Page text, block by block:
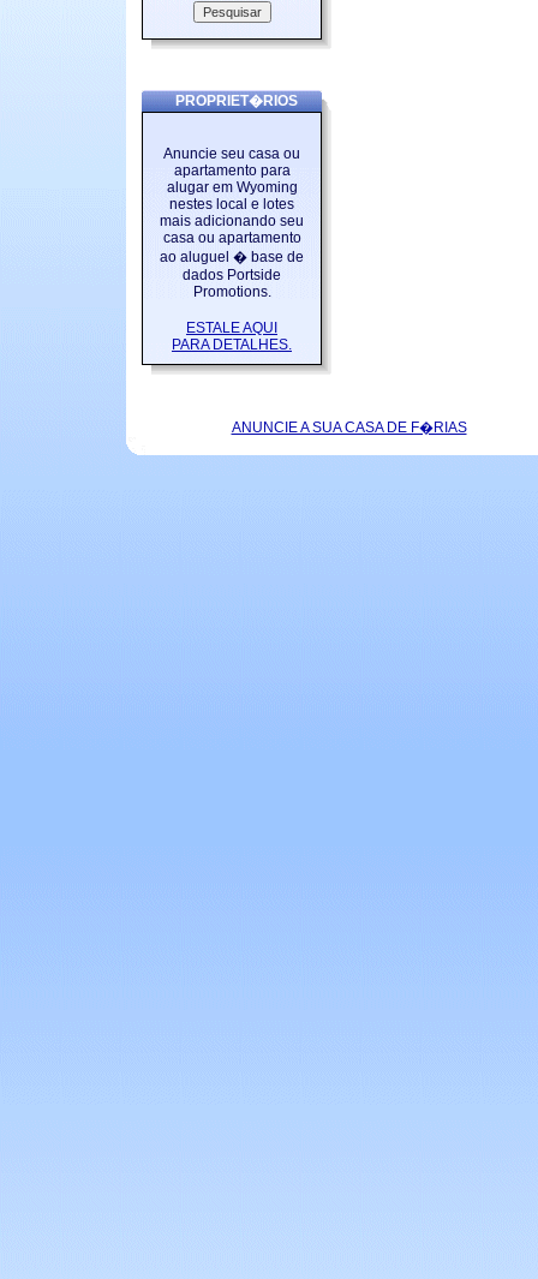
PROPRIET�RIOS
Anuncie seu casa ou
apartamento para
alugar em Wyoming
nestes local e lotes
mais adicionando seu
casa ou apartamento
ao aluguel � base de
dados Portside
Promotions.
ESTALE AQUI
PARA DETALHES.
ANUNCIE A SUA CASA DE F�RIAS